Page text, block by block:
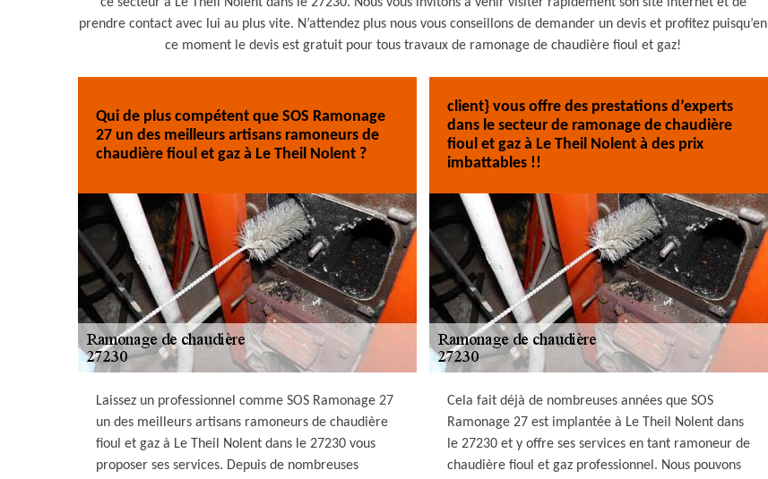
prendre contact avec lui au plus vite. N’attendez plus nous vous conseillons de demander un devis et profitez puisqu’en
ce moment le devis est gratuit pour tous travaux de ramonage de chaudière fioul et gaz!
Qui de plus compétent que SOS Ramonage
27 un des meilleurs artisans ramoneurs de
chaudière fioul et gaz à Le Theil Nolent ?
Laissez un professionnel comme SOS Ramonage 27
un des meilleurs artisans ramoneurs de chaudière
fioul et gaz à Le Theil Nolent dans le 27230 vous
proposer ses services. Depuis de nombreuses
client} vous offre des prestations d’experts
dans le secteur de ramonage de chaudière
fioul et gaz à Le Theil Nolent à des prix
imbattables !!
Cela fait déjà de nombreuses années que SOS
Ramonage 27 est implantée à Le Theil Nolent dans
le 27230 et y offre ses services en tant ramoneur de
chaudière fioul et gaz professionnel. Nous pouvons